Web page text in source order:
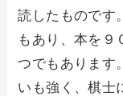
読したものです
もあり、本を９
つでもあります
いも強く、棋士